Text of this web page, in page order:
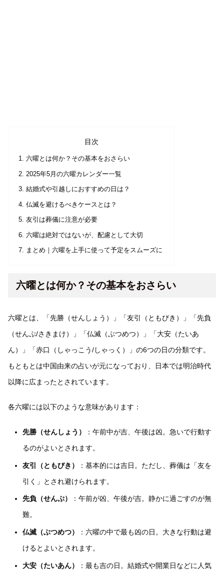
目次
六曜とは何か？その基本をおさらい
2025年5月の六曜カレンダー一覧
結婚式や引越しにおすすめの日は？
仏滅を避けるべきケースとは？
友引は葬儀に注意が必要
六曜は絶対ではないが、配慮として大切
まとめ｜六曜を上手に使って予定をスムーズに
六曜とは何か？その基本をおさらい
六曜とは、「先勝（せんしょう）」「友引（ともびき）」「先負
（せんぷ/さきまけ）」「仏滅（ぶつめつ）」「大安（たいあ
ん）」「赤口（しゃっこう/しゃっく）」の6つの日の分類です。
もともとは中国由来の占いが元になっており、日本では明治時代
以降に広まったとされています。
各六曜には以下のような意味があります：
先勝（せんしょう）
：午前中が吉、午後は凶。急いで行動す
るのがよいとされます。
友引（ともびき）
：基本的には吉日。ただし、葬儀は「友を
引く」とされ避けられます。
先負（せんぷ）
：午前が凶、午後が吉。静かに過ごすのが無
難。
仏滅（ぶつめつ）
：六曜の中で最も凶の日。大きな行動は避
けるとよいとされます。
大安（たいあん）
：最も吉の日。結婚式や開業日などに人気